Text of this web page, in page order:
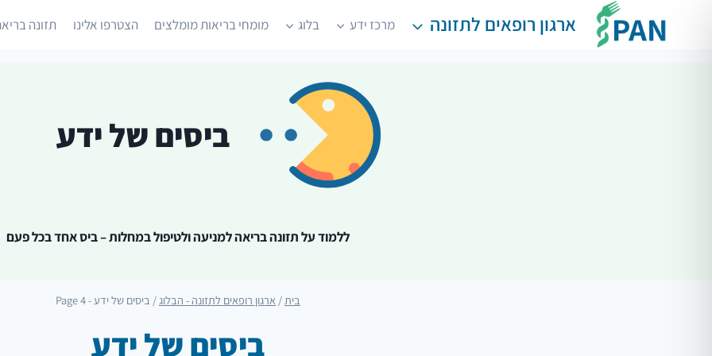
ארגון רופאים לתזונה מרכז ידע בלוג מומחי בריאות מומלצים הצטרפו אלינו תזונה
ביסים של ידע
ללמוד על תזונה בריאה למניעה ולטיפול במחלות – ביס אחד בכל פעם
בית/ ארגון רופאים לתזונה - הבלוג/ ביסים של ידע- Page 4
ביסים של ידע